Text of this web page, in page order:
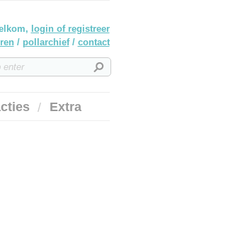
login of registreer
/ pollarchief/ contact
Extra